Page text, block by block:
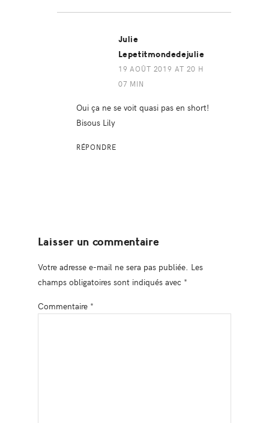
Julie
Lepetitmondedejulie
19 AOÛT 2019 AT 20 H
07 MIN
Oui ça ne se voit quasi pas en short!
Bisous Lily
RÉPONDRE
Laisser un commentaire
Votre adresse e-mail ne sera pas publiée. Les
champs obligatoires sont indiqués avec *
Commentaire *